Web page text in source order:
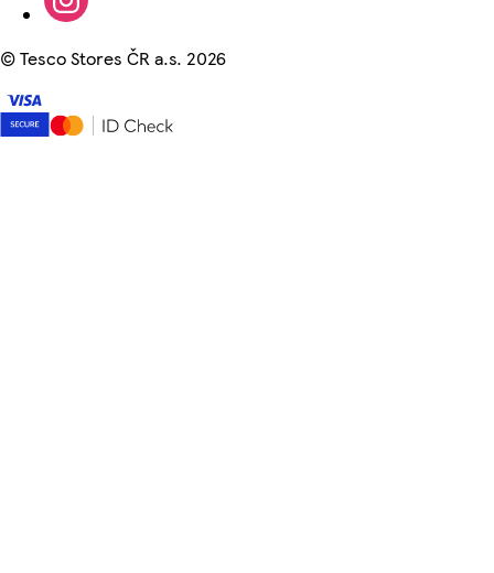
©Tesco Stores ČR a.s. 2026